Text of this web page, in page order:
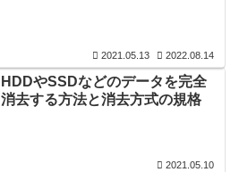
2021.05.13 2022.08.14
HDDやSSDなどのデータを完全
消去する方法と消去方式の規格
2021.05.10